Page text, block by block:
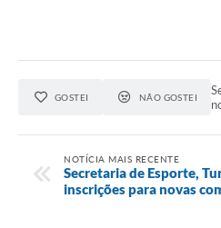
GOSTEI NÃO GOSTEI
NOTÍCIA MAIS RECENTE
Secretaria de Esporte,
inscrições para novas